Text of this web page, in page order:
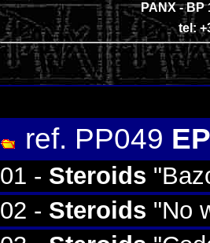
PANX - BP
tel:
ref. PP049
01 - Steroids
02 - Steroids "No